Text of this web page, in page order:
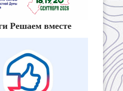
Решаем вместе